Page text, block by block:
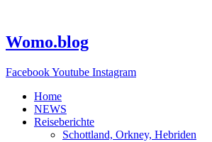
springen
Womo.blog
FacebookYoutube Instagram
Home
NEWS
Reiseberichte
Schottland, Orkney, Hebriden